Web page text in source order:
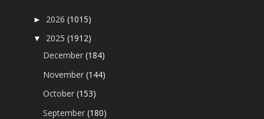
► 2026(1015)
▼ 2025(1912)
December(184)
November(144)
October(153)
September(180)